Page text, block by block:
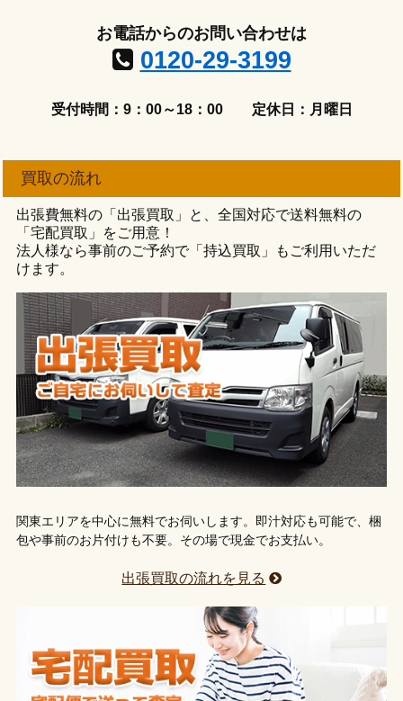
お電話からのお問い合わせは
0120-29-3199
受付時間：9：00～18：00 定休日：月曜日
買取の流れ
出張費無料の「出張買取」と、全国対応で送料無料の
「宅配買取」をご用意！
法人様なら事前のご予約で「持込買取」もご利用いただ
けます。
関東エリアを中心に無料でお伺いします。即汁対応も可能で、梱
包や事前のお片付けも不要。その場で現金でお支払い。
出張買取の流れを見る